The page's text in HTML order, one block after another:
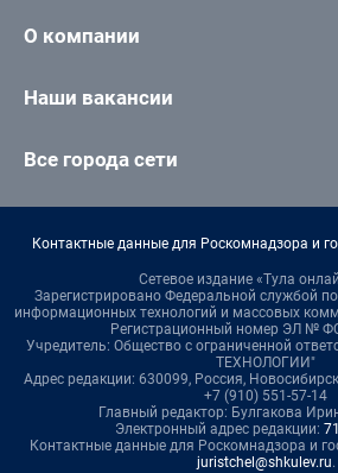
О компании
Наши вакансии
Все города сети
Контактные данные для Роскомнадзора и
Сетевое издание «Тула
Зарегистрировано Федеральной службой
информационных технологий и массовых
Регистрационный номер ЭЛ №
Учредитель: Общество с ограниченной
ТЕХНОЛОГИИ"
Адрес редакции: 630099, Россия,
+7 (910) 551-57-14
Главный редактор: Булгакова
Электронный адрес редакции:
Контактные данные для Роскомнадзора и
juristchel@shkulev.ru.